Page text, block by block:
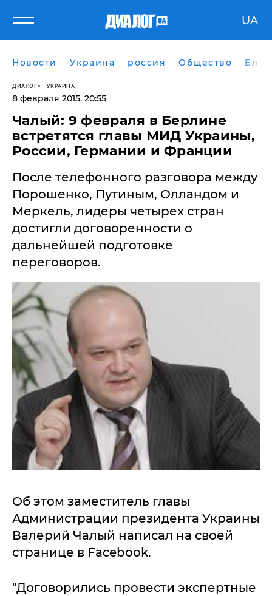
UA
Новости Украина россия Общество
ДИАЛОГ УКРАИНА
8 февраля 2015, 20:55
Чалый: 9 февраля в Берлине
встретятся главы МИД Украины,
России, Германии и Франции
После телефонного разговора между
Порошенко, Путиным, Олландом и
Меркель, лидеры четырех стран
достигли договоренности о
дальнейшей подготовке
переговоров.
Об этом заместитель главы
Администрации президента Украины
Валерий Чалый написал на своей
странице в Facebook.
"Договорились провести экспертные